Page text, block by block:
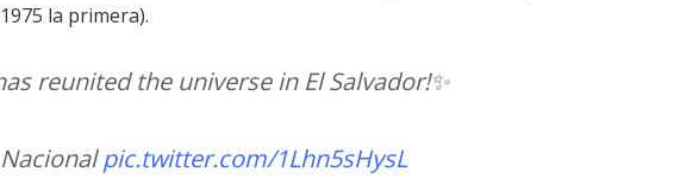
la primera).
reunited the universe in El Salvador!✨
pic.twitter.com/1Lhn5sHysL